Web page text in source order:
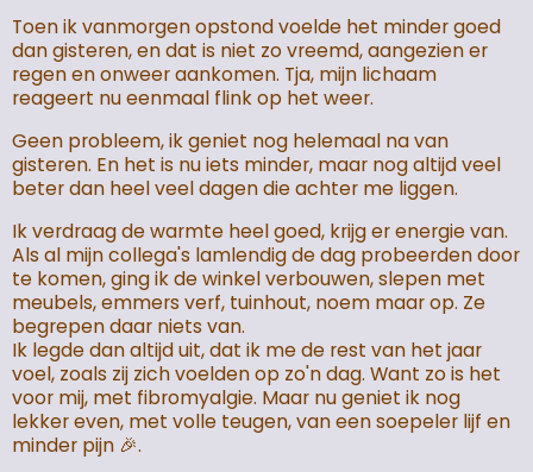
Toen ik vanmorgen opstond voelde het minder goed
dan gisteren, en dat is niet zo vreemd, aangezien er
regen en onweer aankomen. Tja, mijn lichaam
reageert nu eenmaal flink op het weer.
Geen probleem, ik geniet nog helemaal na van
gisteren. En het is nu iets minder, maar nog altijd veel
beter dan heel veel dagen die achter me liggen.
Ik verdraag de warmte heel goed, krijg er energie van.
Als al mijn collega's lamlendig de dag probeerden door
te komen, ging ik de winkel verbouwen, slepen met
meubels, emmers verf, tuinhout, noem maar op. Ze
begrepen daar niets van.
Ik legde dan altijd uit, dat ik me de rest van het jaar
voel, zoals zij zich voelden op zo'n dag. Want zo is het
voor mij, met fibromyalgie. Maar nu geniet ik nog
lekker even, met volle teugen, van een soepeler lijf en
minder pijn 🎉.